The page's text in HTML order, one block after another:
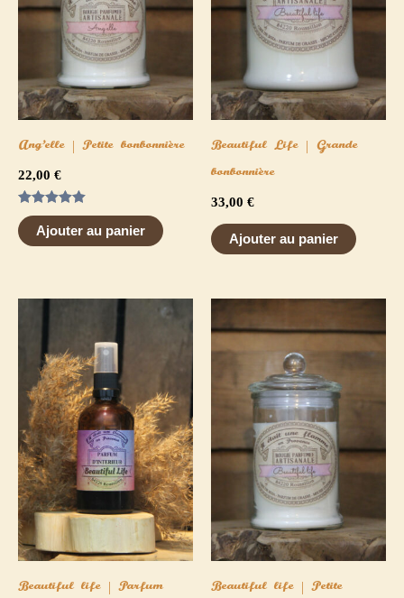
Ang’elle | Petite bonbonnière
22,00 €
Note
5.00
sur 5
Ajouter au panier
Beautiful Life | Grande
bonbonnière
33,00 €
Ajouter au panier
Beautiful life | Parfum
Beautiful life | Petite